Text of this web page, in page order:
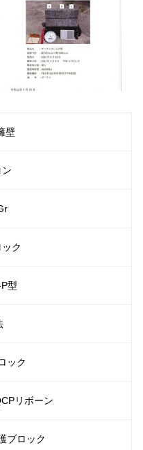
壁
ン
ク
型
ック
リボーン
ブロック